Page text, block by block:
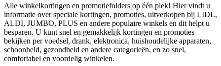
Alle winkelkortingen en promotiefolders op één plek! Hier vindt u
informatie over speciale kortingen, promoties, uitverkopen bij LIDL,
ALDI, JUMBO, PLUS en andere populaire winkels en dit helpt u
besparen. U kunt snel en gemakkelijk kortingen en promoties
bekijken per voedsel, drank, elektronica, huishoudelijke apparaten,
schoonheid, gezondheid en andere categorieën, en zo snel,
comfortabel en voordelig winkelen.